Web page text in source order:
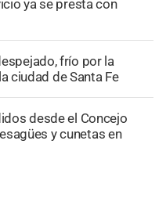
ya se presta con
frío por la
ciudad de Santa Fe
desde el Concejo
y cunetas en